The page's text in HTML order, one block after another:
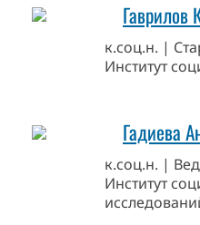
Гаврилов
к.соц.н. |
Институт
Гадиева
к.соц.н. |
Институт